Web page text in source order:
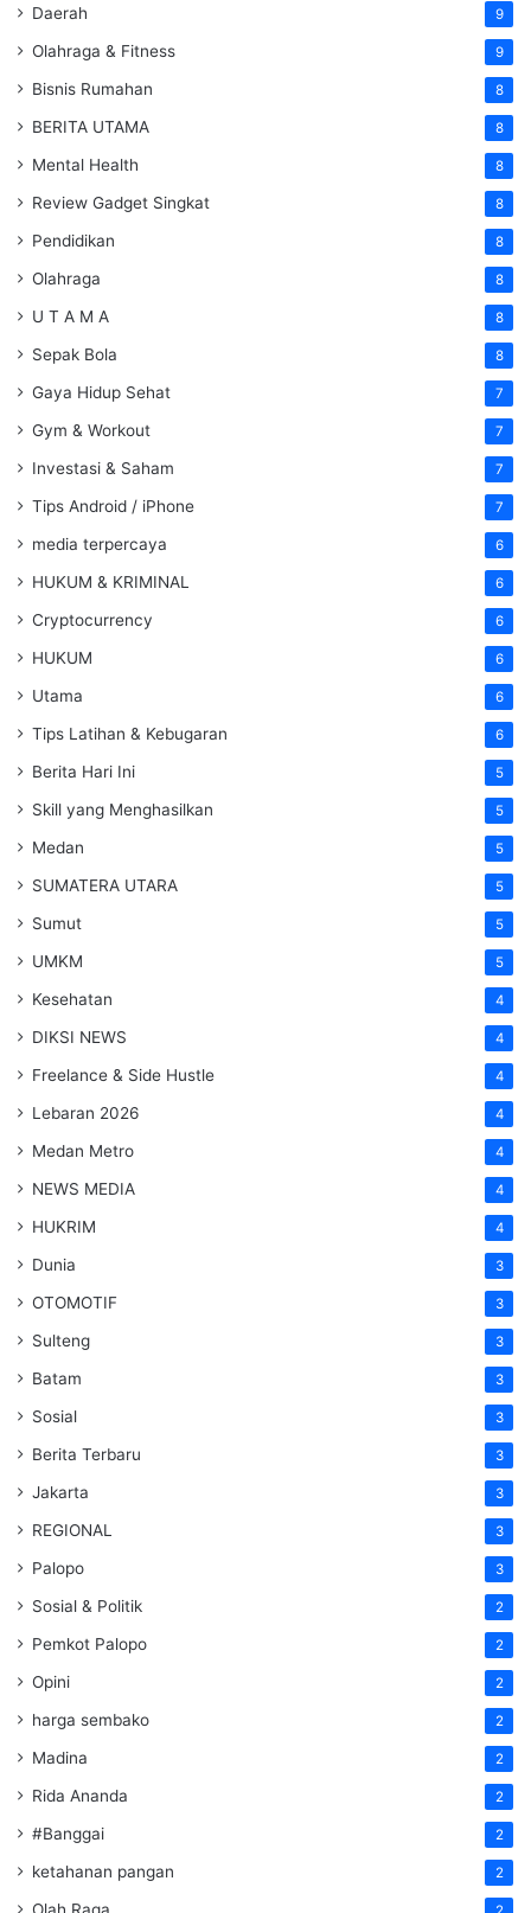
Daerah 9
Olahraga & Fitness 9
Bisnis Rumahan 8
BERITA UTAMA 8
Mental Health 8
Review Gadget Singkat 8
Pendidikan 8
Olahraga 8
U T A M A 8
Sepak Bola 8
Gaya Hidup Sehat 7
Gym & Workout 7
Investasi & Saham 7
Tips Android / iPhone 7
media terpercaya 6
HUKUM & KRIMINAL 6
Cryptocurrency 6
HUKUM 6
Utama 6
Tips Latihan & Kebugaran 6
Berita Hari Ini 5
Skill yang Menghasilkan 5
Medan 5
SUMATERA UTARA 5
Sumut 5
UMKM 5
Kesehatan 4
DIKSI NEWS 4
Freelance & Side Hustle 4
Lebaran 2026 4
Medan Metro 4
NEWS MEDIA 4
HUKRIM 4
Dunia 3
OTOMOTIF 3
Sulteng 3
Batam 3
Sosial 3
Berita Terbaru 3
Jakarta 3
REGIONAL 3
Palopo 3
Sosial & Politik 2
Pemkot Palopo 2
Opini 2
harga sembako 2
Madina 2
Rida Ananda 2
#Banggai 2
ketahanan pangan 2